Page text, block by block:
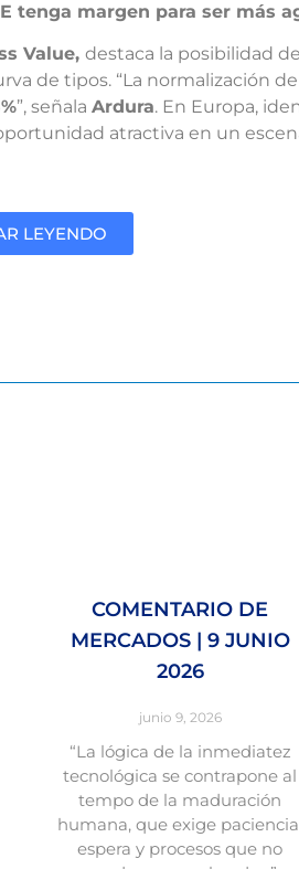
tenga margen para ser más
Value, destaca la posibilidad
de tipos. “La normalización
”, señala Ardura. En Europa,
atractiva en un
LEYENDO
COMENTARIO DE
MERCADOS | 9 JUNIO
2026
junio 9, 2026
“La lógica de la inmediatez
tecnológica se contrapone al
tempo de la maduración
humana, que exige
espera y procesos que no